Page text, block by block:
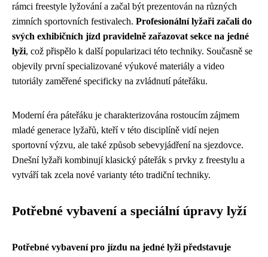
rámci freestyle lyžování a začal být prezentován na různých
zimních sportovních festivalech. Profesionální lyžaři začali do
svých exhibičních jízd pravidelně zařazovat sekce na jedné
lyži, což přispělo k další popularizaci této techniky. Současně se
objevily první specializované výukové materiály a video
tutoriály zaměřené specificky na zvládnutí páteřáku.
Moderní éra páteřáku je charakterizována rostoucím zájmem
mladé generace lyžařů, kteří v této disciplíně vidí nejen
sportovní výzvu, ale také způsob sebevyjádření na sjezdovce.
Dnešní lyžaři kombinují klasický páteřák s prvky z freestylu a
vytváří tak zcela nové varianty této tradiční techniky.
Potřebné vybavení a speciální úpravy lyží
Potřebné vybavení pro jízdu na jedné lyži představuje